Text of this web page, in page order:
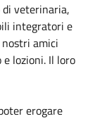
di veterinaria,
integratori e
amici
lozioni. Il loro
erogare